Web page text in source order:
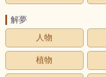
解夢
人物
植物